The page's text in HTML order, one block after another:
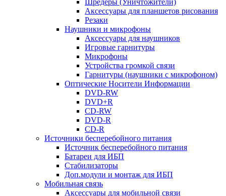
Шредеры (Уничтожители)
Аксессуары для планшетов рисования
Резаки
Наушники и микрофоны
Аксессуары для наушников
Игровые гарнитуры
Микрофоны
Устройства громкой связи
Гарнитуры (наушники с микрофоном)
Оптические Носители Информации
DVD-RW
DVD+R
CD-RW
DVD-R
CD-R
Источники бесперебойного питания
Источник бесперебойного питания
Батареи для ИБП
Стабилизаторы
Доп.модули и монтаж для ИБП
Мобильная связь
Аксессуары для мобильной связи